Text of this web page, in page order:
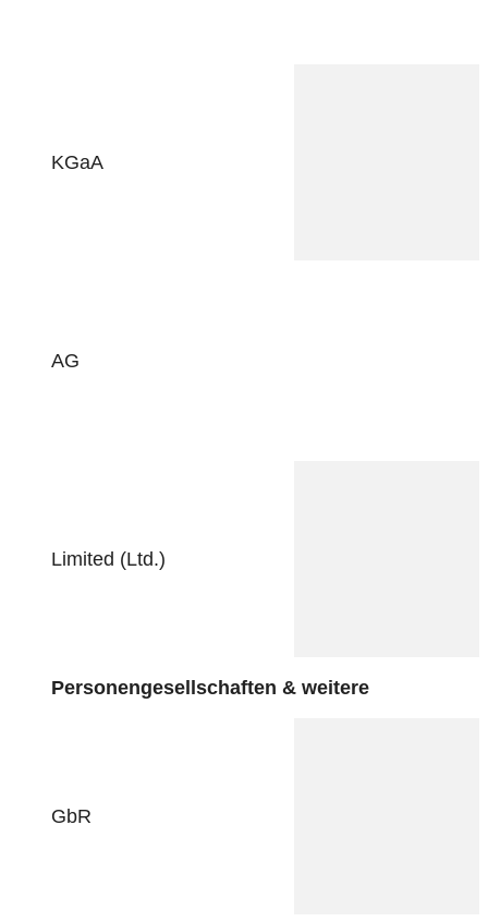
KGaA
AG
Limited (Ltd.)
Personengesellschaften & weitere
GbR